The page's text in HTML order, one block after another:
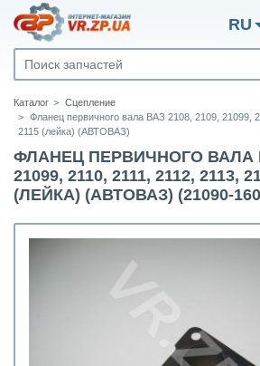
RU
Каталог
Сцепление
Фланец первичного вала ВАЗ 2108, 2109, 21099,
2115 (лейка) (АВТОВАЗ)
ФЛАНЕЦ ПЕРВИЧНОГО ВАЛА
21099, 2110, 2111, 2112, 2113,
(ЛЕЙКА) (АВТОВАЗ) (21090-